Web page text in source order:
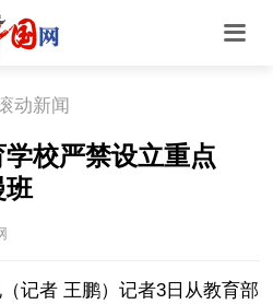
动新闻
校严禁设立重点
班
记者 王鹏）记者3日从教育部